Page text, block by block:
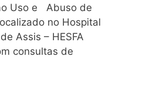
Uso e Abuso de
no Hospital
Assis – HESFA
consultas de